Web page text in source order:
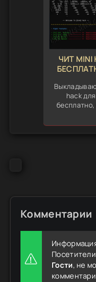
ЧИТ MINI
hack
Комментарии
Гости, не